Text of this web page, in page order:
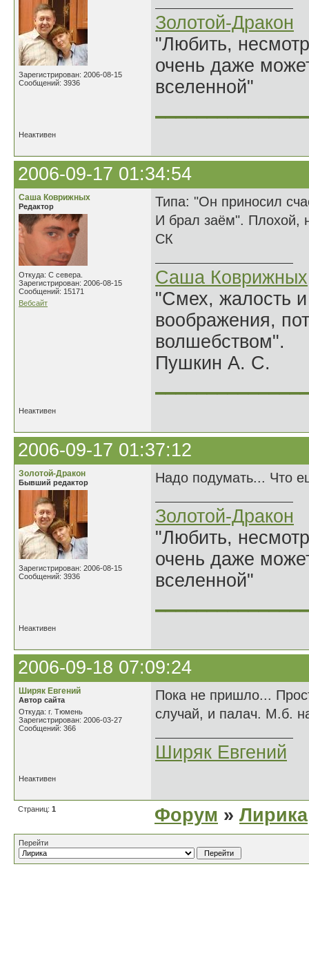
Зарегистрирован: 2006-08-15
Сообщений: 3936
Золотой-Дракон
"Любить,
очень даже
вселенной"
Неактивен
2006-09-17 01:34:54
Саша Коврижных
Редактор
Откуда: С севера.
Зарегистрирован: 2006-08-15
Сообщений: 15171
Вебсайт
Типа: "Он приносил
И брал заём". Плохой,
СК
Саша Коврижных
"Смех, жалость
воображения,
волшебством".
Пушкин А. С.
Неактивен
2006-09-17 01:37:12
Золотой-Дракон
Бывший редактор
Зарегистрирован: 2006-08-15
Сообщений: 3936
Надо подумать... Что
Золотой-Дракон
"Любить,
очень даже
вселенной"
Неактивен
2006-09-18 07:09:24
Ширяк Евгений
Автор сайта
Откуда: г. Тюмень
Зарегистрирован: 2006-03-27
Сообщений: 366
Пока не пришло...
случай, и палач. М.б.
Ширяк Евгений
Неактивен
Страниц: 1 Форум » Лирика
Перейти